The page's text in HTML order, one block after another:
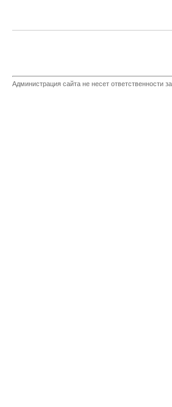
Администрация сайта не несет